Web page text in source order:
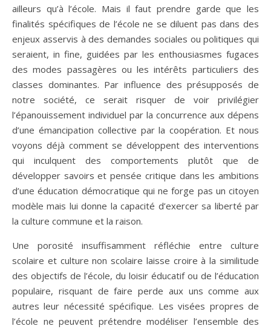
ailleurs qu’à l’école. Mais il faut prendre garde que les
finalités spécifiques de l’école ne se diluent pas dans des
enjeux asservis à des demandes sociales ou politiques qui
seraient, in fine, guidées par les enthousiasmes fugaces
des modes passagères ou les intérêts particuliers des
classes dominantes. Par influence des présupposés de
notre société, ce serait risquer de voir privilégier
l’épanouissement individuel par la concurrence aux dépens
d’une émancipation collective par la coopération. Et nous
voyons déjà comment se développent des interventions
qui inculquent des comportements plutôt que de
développer savoirs et pensée critique dans les ambitions
d’une éducation démocratique qui ne forge pas un citoyen
modèle mais lui donne la capacité d’exercer sa liberté par
la culture commune et la raison.
Une porosité insuffisamment réfléchie entre culture
scolaire et culture non scolaire laisse croire à la similitude
des objectifs de l’école, du loisir éducatif ou de l’éducation
populaire, risquant de faire perde aux uns comme aux
autres leur nécessité spécifique. Les visées propres de
l’école ne peuvent prétendre modéliser l’ensemble des